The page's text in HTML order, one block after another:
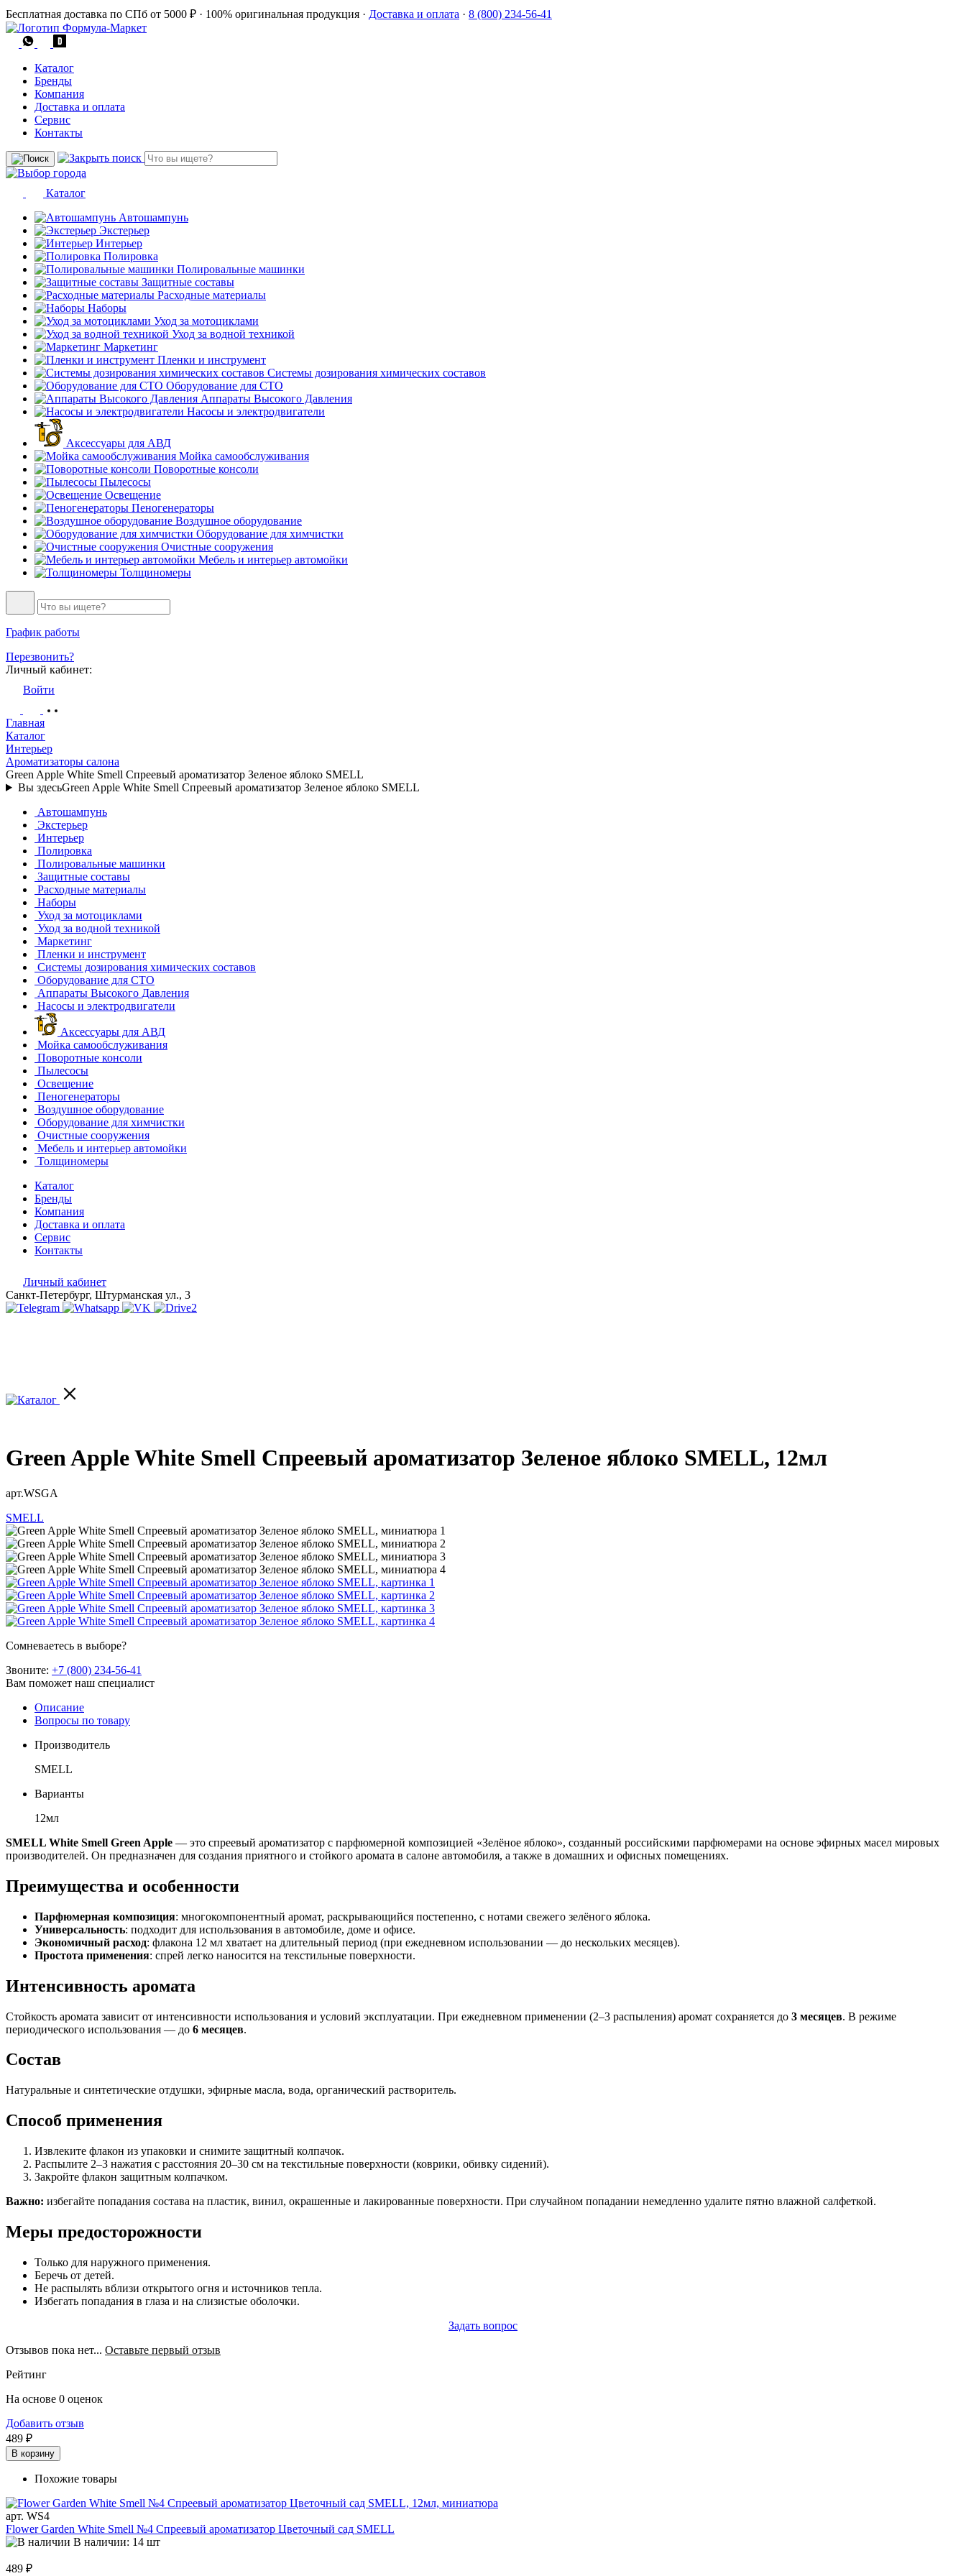
Бесплатная доставка по СПб от 5000 ₽ · 100% оригинальная продукция · Доставка и оплата · 8 (800) 234-56-41
Каталог
Бренды
Компания
Доставка и оплата
Сервис
Контакты
Каталог
Автошампунь
Экстерьер
Интерьер
Полировка
Полировальные машинки
Защитные составы
Расходные материалы
Наборы
Уход за мотоциклами
Уход за водной техникой
Маркетинг
Пленки и инструмент
Системы дозирования химических составов
Оборудование для СТО
Аппараты Высокого Давления
Насосы и электродвигатели
Аксессуары для АВД
Мойка самообслуживания
Поворотные консоли
Пылесосы
Освещение
Пеногенераторы
Воздушное оборудование
Оборудование для химчистки
Очистные сооружения
Мебель и интерьер автомойки
Толщиномеры
График работы
Перезвонить?
Личный кабинет:
Войти
Главная
Каталог
Интерьер
Ароматизаторы салона
Green Apple White Smell Спреевый ароматизатор Зеленое яблоко SMELL
Вы здесьGreen Apple White Smell Спреевый ароматизатор Зеленое яблоко SMELL
Автошампунь
Экстерьер
Интерьер
Полировка
Полировальные машинки
Защитные составы
Расходные материалы
Наборы
Уход за мотоциклами
Уход за водной техникой
Маркетинг
Пленки и инструмент
Системы дозирования химических составов
Оборудование для СТО
Аппараты Высокого Давления
Насосы и электродвигатели
Аксессуары для АВД
Мойка самообслуживания
Поворотные консоли
Пылесосы
Освещение
Пеногенераторы
Воздушное оборудование
Оборудование для химчистки
Очистные сооружения
Мебель и интерьер автомойки
Толщиномеры
Каталог
Бренды
Компания
Доставка и оплата
Сервис
Контакты
Личный кабинет
Санкт-Петербург, Штурманская ул., 3
Green Apple White Smell Спреевый ароматизатор Зеленое яблоко SMELL, 12мл
арт.WSGA
SMELL
Сомневаетесь в выборе?
Звоните: +7 (800) 234-56-41
Вам поможет наш специалист
Описание
Вопросы по товару
Производитель
SMELL
Варианты
12мл
SMELL White Smell Green Apple — это спреевый ароматизатор с парфюмерной композицией «Зелёное яблоко», созданный российскими парфюмерами на основе эфирных масел мировых
производителей. Он предназначен для создания приятного и стойкого аромата в салоне автомобиля, а также в домашних и офисных помещениях.
Преимущества и особенности
Парфюмерная композиция: многокомпонентный аромат, раскрывающийся постепенно, с нотами свежего зелёного яблока.
Универсальность: подходит для использования в автомобиле, доме и офисе.
Экономичный расход: флакона 12 мл хватает на длительный период (при ежедневном использовании — до нескольких месяцев).
Простота применения: спрей легко наносится на текстильные поверхности.
Интенсивность аромата
Стойкость аромата зависит от интенсивности использования и условий эксплуатации. При ежедневном применении (2–3 распыления) аромат сохраняется до 3 месяцев. В режиме
периодического использования — до 6 месяцев.
Состав
Натуральные и синтетические отдушки, эфирные масла, вода, органический растворитель.
Способ применения
Извлеките флакон из упаковки и снимите защитный колпачок.
Распылите 2–3 нажатия с расстояния 20–30 см на текстильные поверхности (коврики, обивку сидений).
Закройте флакон защитным колпачком.
Важно: избегайте попадания состава на пластик, винил, окрашенные и лакированные поверхности. При случайном попадании немедленно удалите пятно влажной салфеткой.
Меры предосторожности
Только для наружного применения.
Беречь от детей.
Не распылять вблизи открытого огня и источников тепла.
Избегать попадания в глаза и на слизистые оболочки.
Задать вопрос
Отзывов пока нет... Оставьте первый отзыв
Рейтинг
На основе 0 оценок
Добавить отзыв
489 ₽
В корзину
Похожие товары
арт. WS4
Flower Garden White Smell №4 Спреевый ароматизатор Цветочный сад SMELL
В наличии: 14 шт
489 ₽